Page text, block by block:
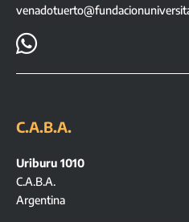

C.A.B.A.
Uriburu 1010
C.A.B.A.
Argentina